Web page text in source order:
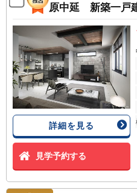
原中延 新築一戸
詳細を見る
見学予約する